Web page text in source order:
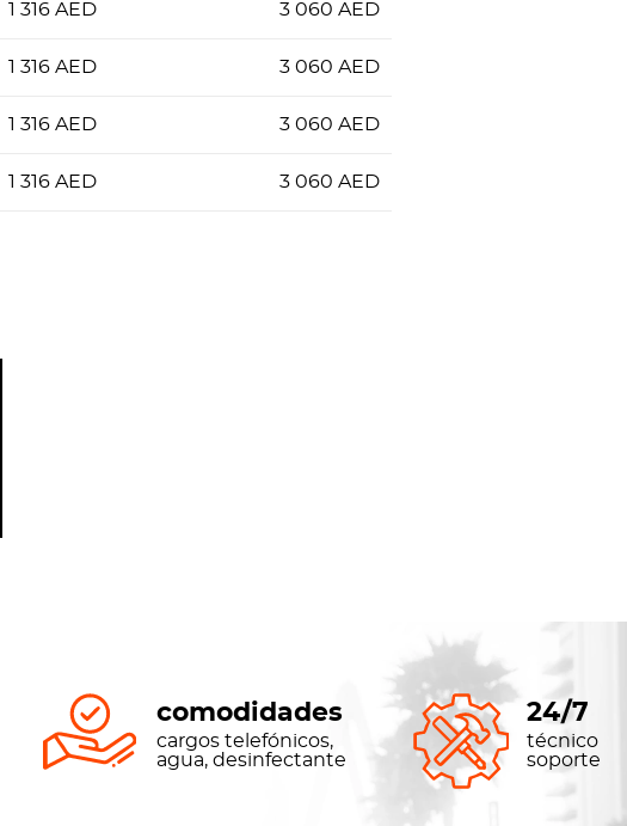
1 316 AED 3 060 AED
1 316 AED 3 060 AED
1 316 AED 3 060 AED
1 316 AED 3 060 AED
comodidades
cargos telefónicos,
agua, desinfectante
24/7
técnico
soporte